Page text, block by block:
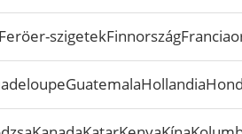
Feröer-szigetekFinnország
GuatemalaHollandia